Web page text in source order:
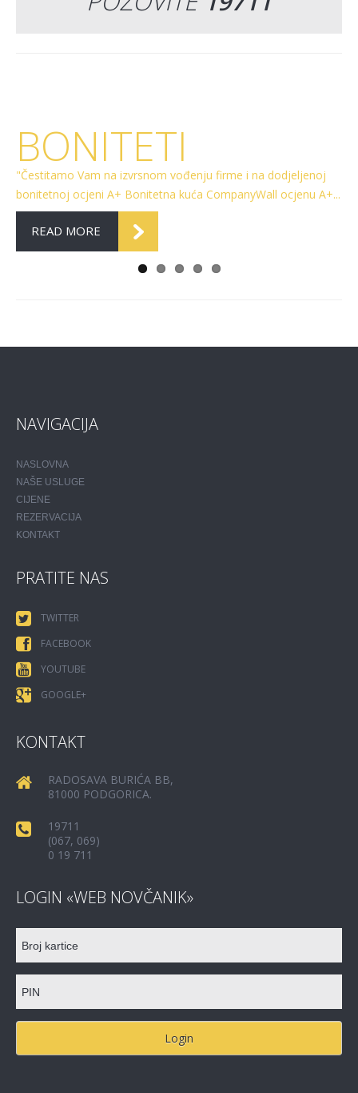
BONITETI
"Čestitamo Vam na izvrsnom vođenju firme i na dodjeljenoj
bonitetnoj ocjeni A+ Bonitetna kuća CompanyWall ocjenu A+...
READ MORE
NAVIGACIJA
NASLOVNA
NAŠE USLUGE
CIJENE
REZERVACIJA
KONTAKT
PRATITE NAS
TWITTER
FACEBOOK
YOUTUBE
GOOGLE+
KONTAKT
RADOSAVA BURIĆA BB,
81000 PODGORICA.
19711
(067, 069)
0 19 711
LOGIN «WEB NOVČANIK»